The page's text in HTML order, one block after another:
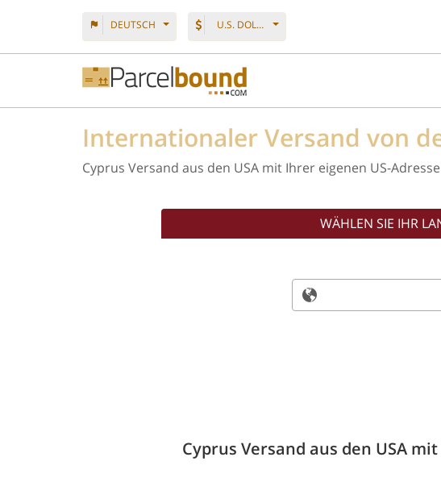
DEUTSCH U.S. DOLLAR
Internationaler Versand von
Cyprus Versand aus den USA mit Ihrer eigenen US-
WÄHLEN SIE IHR
Cyprus Versand aus den USA